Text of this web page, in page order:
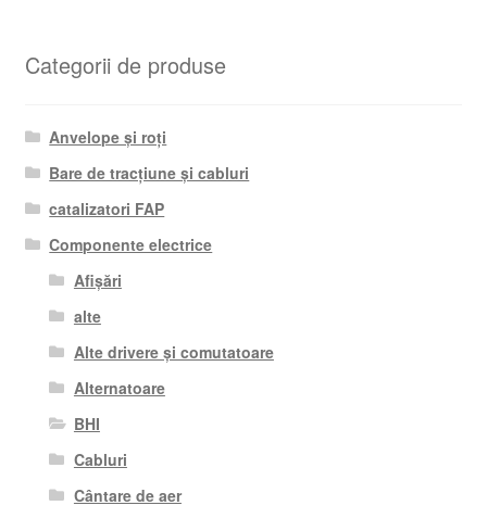
Categorii de produse
Anvelope și roți
Bare de tracțiune și cabluri
catalizatori FAP
Componente electrice
Afișări
alte
Alte drivere și comutatoare
Alternatoare
BHI
Cabluri
Cântare de aer